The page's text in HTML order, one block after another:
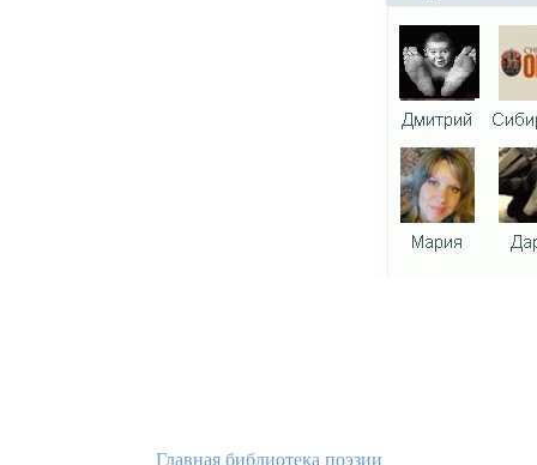
Главная библиотека поэзии